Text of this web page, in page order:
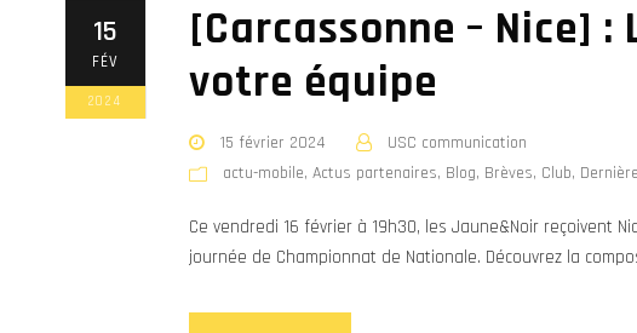
15
FÉV
2024
[Carcassonne – Nice]
votre équipe
15 février 2024
USC communication
actu-mobile, Actus partenaires, Blog, Brèves, Club,
Ce vendredi 16 février à 19h30, les Jaune&Noir reçoivent
journée de Championnat de Nationale. Découvrez la